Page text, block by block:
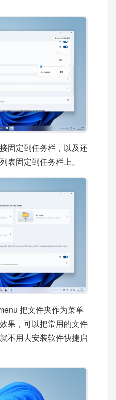
固定到任务栏，以及还
表固定到任务栏上。
把文件夹作为菜单
果，可以把常用的文件
不用去安装软件快捷启